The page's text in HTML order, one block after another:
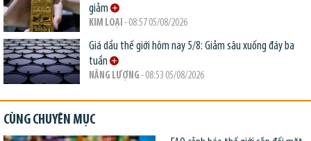
giảm
KIM LOẠI - 08:57 05/08/2026
Giá dầu thế giới hôm nay 5/8: Giảm sâu xuống đáy ba
tuần
NĂNG LƯỢNG - 08:53 05/08/2026
CÙNG CHUYÊN MỤC